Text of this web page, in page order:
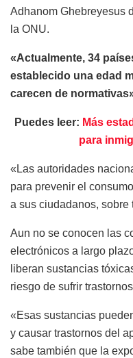
Adhanom Ghebreyesus
la ONU.
«Actualmente, 34
establecido una edad
carecen de
Puedes leer: Más
para
«Las autoridades
para prevenir el
a sus ciudadanos,
Aun no se conocen las
electrónicos a largo
liberan sustancias
riesgo de sufrir
«Esas sustancias
y causar trastornos del
sabe también que la